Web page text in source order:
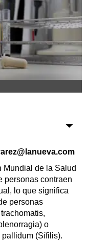
urgencia
de la Salud
personas contraen
lo que significa
personas
o
(Sífilis).